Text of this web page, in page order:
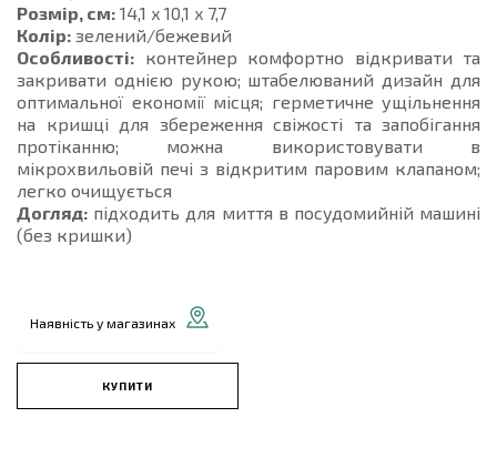
Розмір, см: 14,1 x 10,1 x 7,7
Колір: зелений/бежевий
Особливості: контейнер комфортно відкривати та
закривати однією рукою; штабелюваний дизайн для
оптимальної економії місця; герметичне ущільнення
на кришці для збереження свіжості та запобігання
протіканню; можна використовувати в
мікрохвильовій печі з відкритим паровим клапаном;
легко очищується
Догляд: підходить для миття в посудомийній машині
(без кришки)
Наявність у магазинах
КУПИТИ